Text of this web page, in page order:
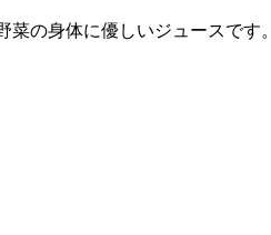
菜の身体に優しいジュースです。